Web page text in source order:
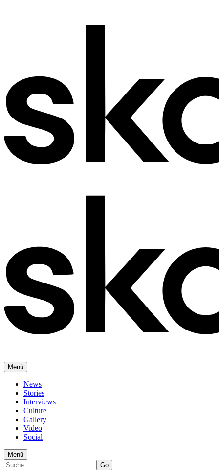
Menü
News
Stories
Interviews
Culture
Gallery
Video
Social
Menü
Go